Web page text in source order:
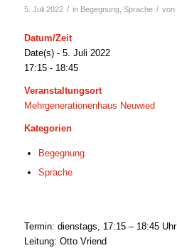
5. Juli 2022 / in Begegnung, Sprache / von
Datum/Zeit
Date(s) - 5. Juli 2022
17:15 - 18:45
Veranstaltungsort
Mehrgenerationenhaus Neuwied
Kategorien
Begegnung
Sprache
Termin: dienstags, 17:15 – 18:45 Uhr
Leitung: Otto Vriend